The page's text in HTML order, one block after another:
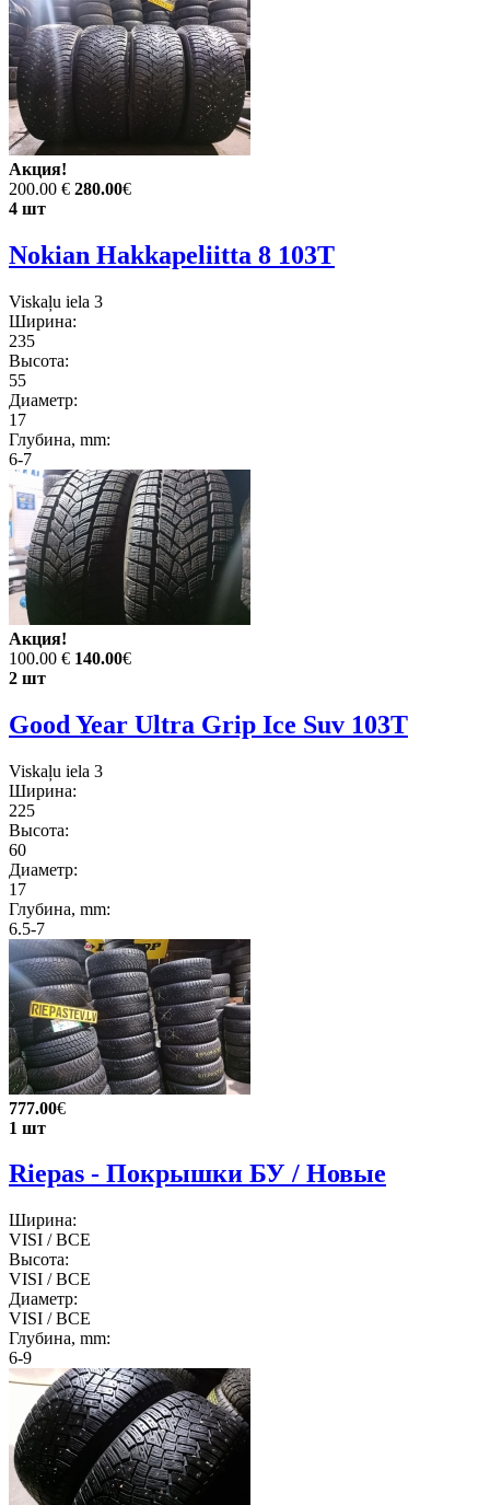
Акция!
200.00 € 280.00€
4 шт
Nokian Hakkapeliitta 8 103T
Viskaļu iela 3
Ширина:
235
Высота:
55
Диаметр:
17
Глубина, mm:
6-7
Акция!
100.00 € 140.00€
2 шт
Good Year Ultra Grip Ice Suv 103T
Viskaļu iela 3
Ширина:
225
Высота:
60
Диаметр:
17
Глубина, mm:
6.5-7
777.00€
1 шт
Riepas - Покрышки БУ / Новые
Ширина:
VISI / ВСЕ
Высота:
VISI / ВСЕ
Диаметр:
VISI / ВСЕ
Глубина, mm:
6-9